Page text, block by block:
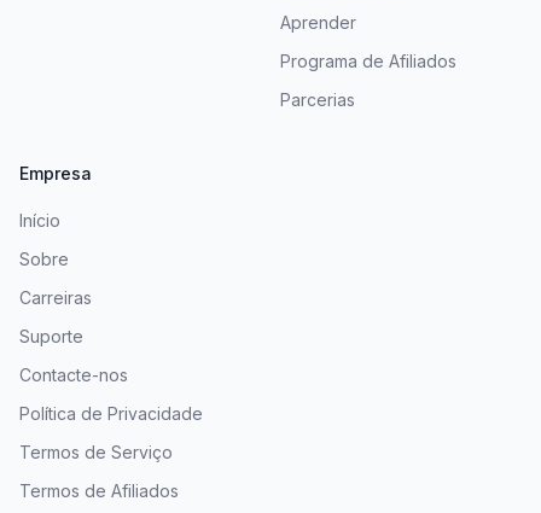
Aprender
Programa de Afiliados
Parcerias
Empresa
Início
Sobre
Carreiras
Suporte
Contacte-nos
Política de Privacidade
Termos de Serviço
Termos de Afiliados